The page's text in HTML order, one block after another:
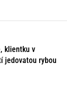
klientku v
jedovatou rybou